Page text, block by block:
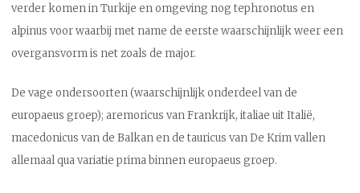
verder komen in Turkije en omgeving nog tephronotus en
alpinus voor waarbij met name de eerste waarschijnlijk weer een
overgansvorm is net zoals de major.
De vage ondersoorten (waarschijnlijk onderdeel van de
europaeus groep); aremoricus van Frankrijk, italiae uit Italië,
macedonicus van de Balkan en de tauricus van De Krim vallen
allemaal qua variatie prima binnen europaeus groep.